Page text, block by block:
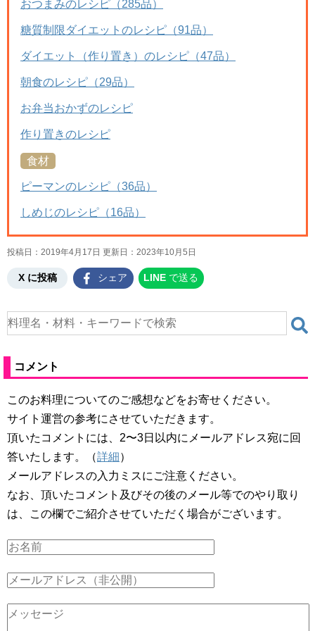
おつまみのレシピ（285品）
糖質制限ダイエットのレシピ（91品）
ダイエット（作り置き）のレシピ（47品）
朝食のレシピ（29品）
お弁当おかずのレシピ
作り置きのレシピ
食材
ピーマンのレシピ（36品）
しめじのレシピ（16品）
投稿日：2019年4月17日 更新日： 2023年10月5日
X に投稿 シェア LINE で送る
コメント
このお料理についてのご感想などをお寄せください。
サイト運営の参考にさせていただきます。
頂いたコメントには、2〜3日以内にメールアドレス宛に回
答いたします。（詳細）
メールアドレスの入力ミスにご注意ください。
なお、頂いたコメント及びその後のメール等でのやり取り
は、この欄でご紹介させていただく場合がございます。